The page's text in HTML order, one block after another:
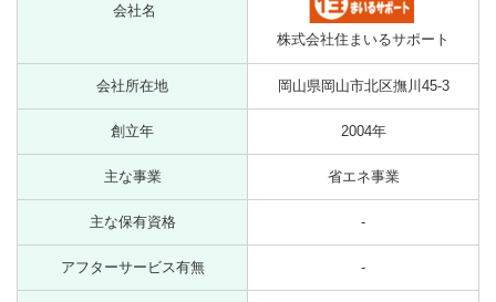
会社名
株式会社住まいるサポート
会社所在地 岡山県岡山市北区撫川45-3
創立年 2004年
主な事業 省エネ事業
主な保有資格 -
アフターサービス有無 -